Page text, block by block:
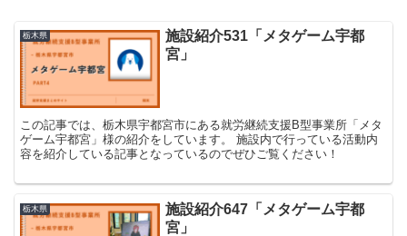
栃木県
施設紹介531「メタゲーム宇都
宮」
この記事では、栃木県宇都宮市にある就労継続支援B型事業所「メタ
ゲーム宇都宮」様の紹介をしています。 施設内で行っている活動内
容を紹介している記事となっているのでぜひご覧ください！
栃木県
施設紹介647「メタゲーム宇都
宮」